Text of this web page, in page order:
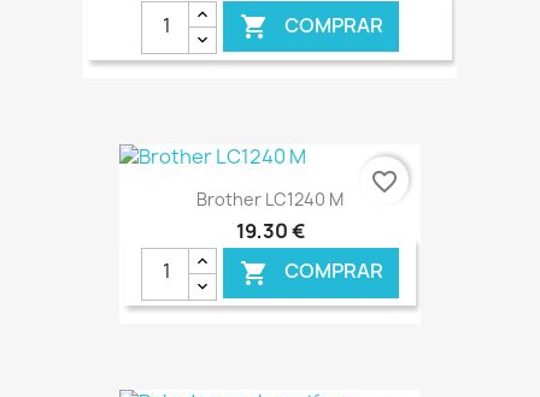
 COMPRAR
Brother LC1240 M
19,30 €
 COMPRAR
favorite_border